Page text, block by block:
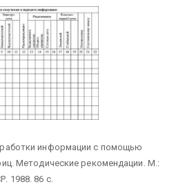
информации с помощью
Методи­ческие рекомендации. М.:
1988. 86 с.